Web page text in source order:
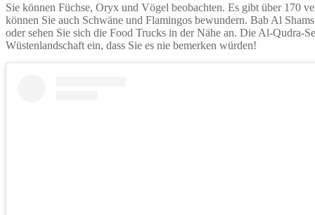
Sie können Füchse, Oryx und Vögel beobachten. Es gibt über 170
können Sie auch Schwäne und Flamingos bewundern. Bab Al
oder sehen Sie sich die Food Trucks in der Nähe an. Die Al-Qudra-
Wüstenlandschaft ein, dass Sie es nie bemerken würden!